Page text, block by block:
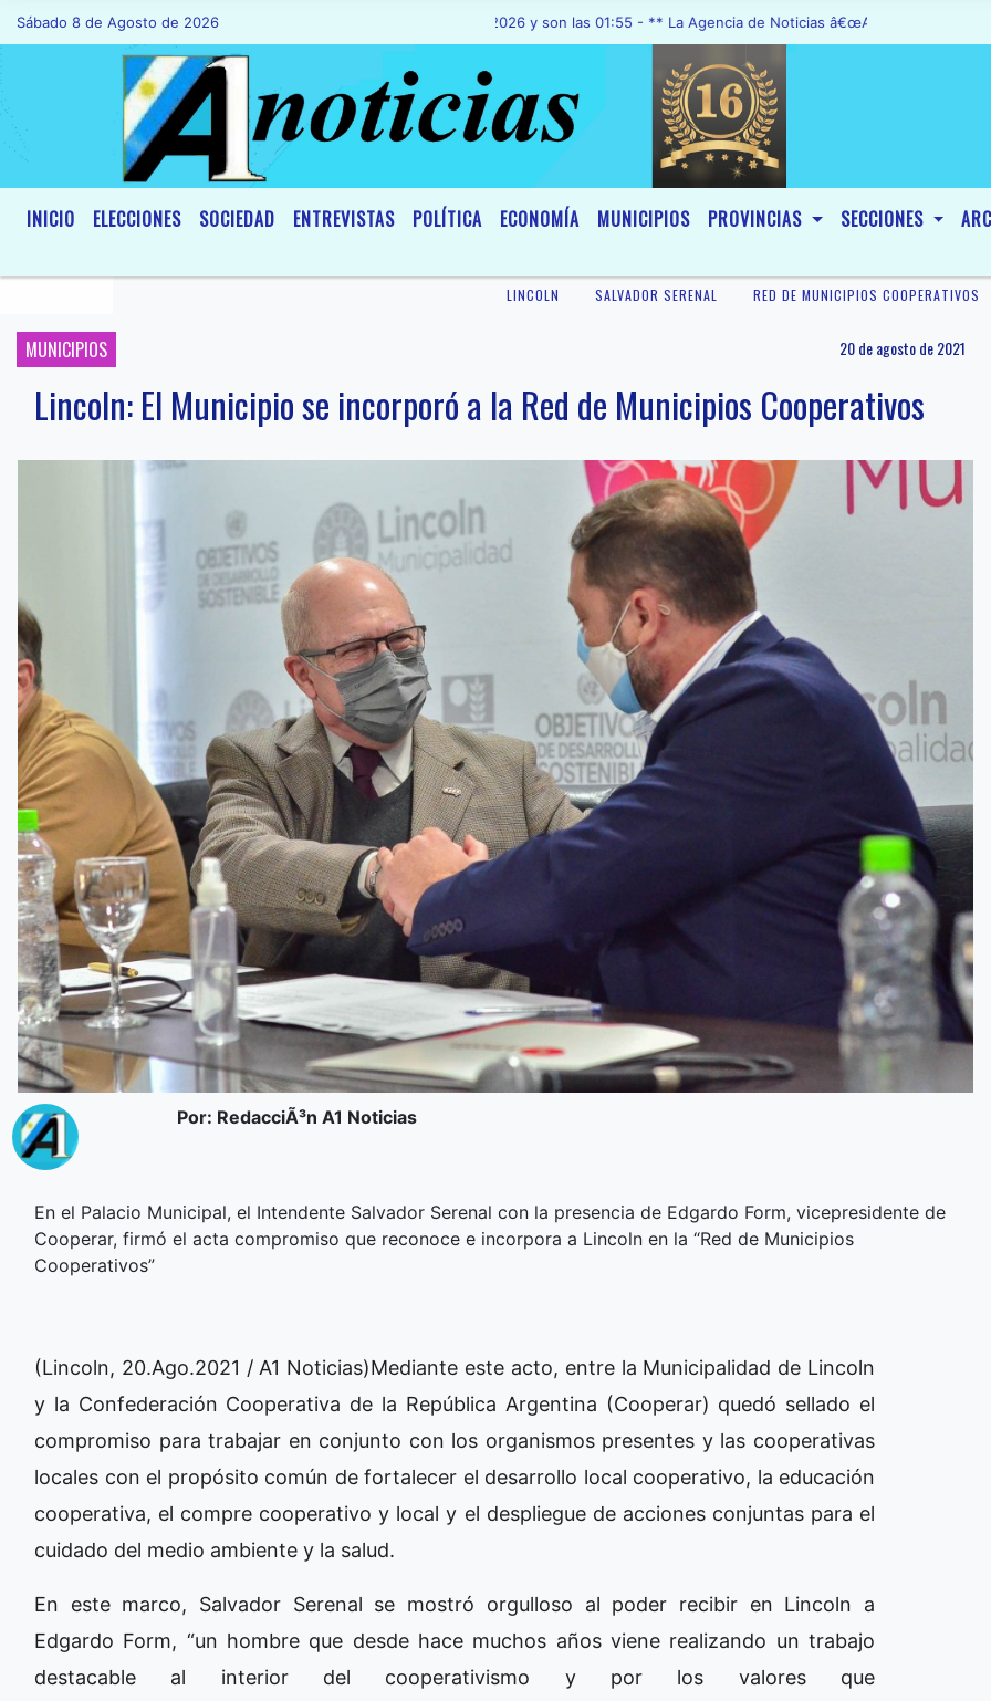
Sábado 8 de Agosto de 2026Hoy es Sábado 8 de Agosto de 2026 y son las 01:55 - ** La Agencia de Noticias â€œA1 Noticiasâ€, fue
INICIO ELECCIONES SOCIEDAD ENTREVISTAS POLÍTICA ECONOMÍA MUNICIPIOS PROVINCIAS SECCIONES
LINCOLN SALVADOR SERENAL RED DE MUNICIPIOS COOPERATIVOS
MUNICIPIOS 20 de agosto de 2021
Lincoln: El Municipio se incorporó a la Red de Municipios Cooperativos
Por: RedacciÃ³n A1 Noticias
En el Palacio Municipal, el Intendente Salvador Serenal con la presencia de Edgardo Form, vicepresidente de
Cooperar, firmó el acta compromiso que reconoce e incorpora a Lincoln en la “Red de Municipios
Cooperativos”
(Lincoln, 20.Ago.2021 / A1 Noticias)Mediante este acto, entre la Municipalidad de Lincoln
y la Confederación Cooperativa de la República Argentina (Cooperar) quedó sellado el
compromiso para trabajar en conjunto con los organismos presentes y las cooperativas
locales con el propósito común de fortalecer el desarrollo local cooperativo, la educación
cooperativa, el compre cooperativo y local y el despliegue de acciones conjuntas para el
cuidado del medio ambiente y la salud.
En este marco, Salvador Serenal se mostró orgulloso al poder recibir en Lincoln a
Edgardo Form, “un hombre que desde hace muchos años viene realizando un trabajo
destacable al interior del cooperativismo y por los valores que